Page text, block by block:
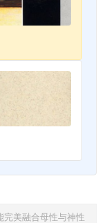
完美融合母性与神性